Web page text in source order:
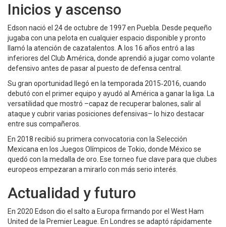
Inicios y ascenso
Edson nació el 24 de octubre de 1997 en Puebla. Desde pequeño
jugaba con una pelota en cualquier espacio disponible y pronto
llamó la atención de cazatalentos. A los 16 años entró a las
inferiores del Club América, donde aprendió a jugar como volante
defensivo antes de pasar al puesto de defensa central.
Su gran oportunidad llegó en la temporada 2015‑2016, cuando
debutó con el primer equipo y ayudó al América a ganar la liga. La
versatilidad que mostró –capaz de recuperar balones, salir al
ataque y cubrir varias posiciones defensivas– lo hizo destacar
entre sus compañeros.
En 2018 recibió su primera convocatoria con la Selección
Mexicana en los Juegos Olímpicos de Tokio, donde México se
quedó con la medalla de oro. Ese torneo fue clave para que clubes
europeos empezaran a mirarlo con más serio interés.
Actualidad y futuro
En 2020 Edson dio el salto a Europa firmando por el West Ham
United de la Premier League. En Londres se adaptó rápidamente